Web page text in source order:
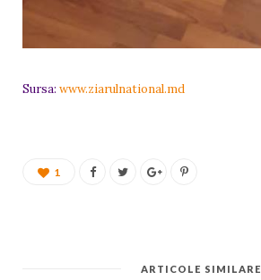
Sursa: www.ziarulnational.md
1
ARTICOLE SIMILARE